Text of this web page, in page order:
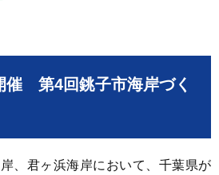
催 第4回銚子市海岸づく
、君ヶ浜海岸において、千葉県が